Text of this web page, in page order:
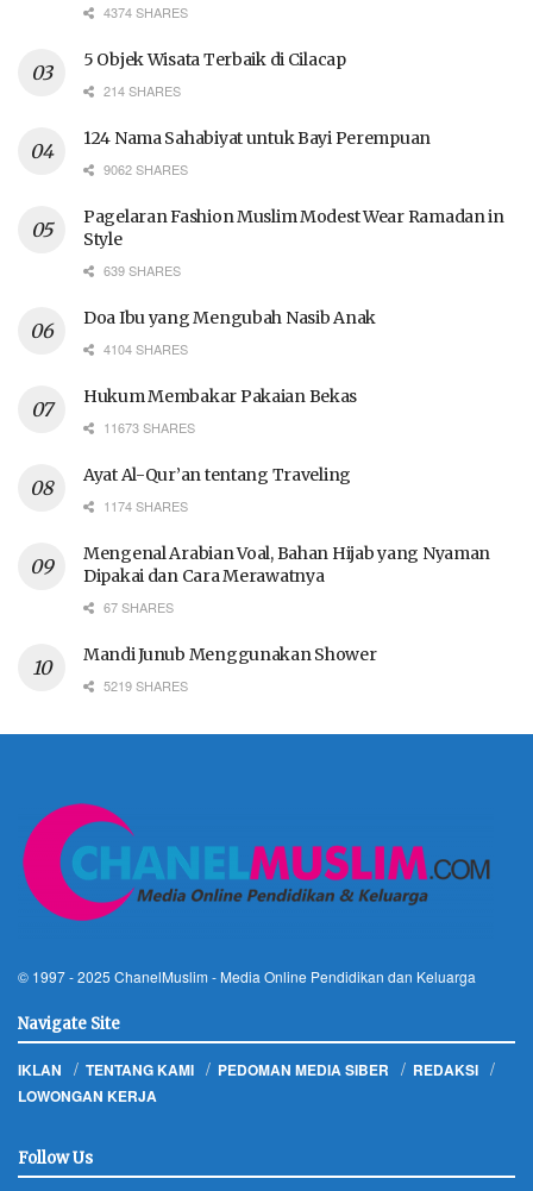
4374 SHARES
5 Objek Wisata Terbaik di Cilacap
214 SHARES
124 Nama Sahabiyat untuk Bayi Perempuan
9062 SHARES
Pagelaran Fashion Muslim Modest Wear Ramadan in
Style
639 SHARES
Doa Ibu yang Mengubah Nasib Anak
4104 SHARES
Hukum Membakar Pakaian Bekas
11673 SHARES
Ayat Al-Qur’an tentang Traveling
1174 SHARES
Mengenal Arabian Voal, Bahan Hijab yang Nyaman
Dipakai dan Cara Merawatnya
67 SHARES
Mandi Junub Menggunakan Shower
5219 SHARES
© 1997 - 2025 ChanelMuslim - Media Online Pendidikan dan Keluarga
Navigate Site
IKLAN TENTANG KAMI PEDOMAN MEDIA SIBER
REDAKSI
LOWONGAN KERJA
Follow Us